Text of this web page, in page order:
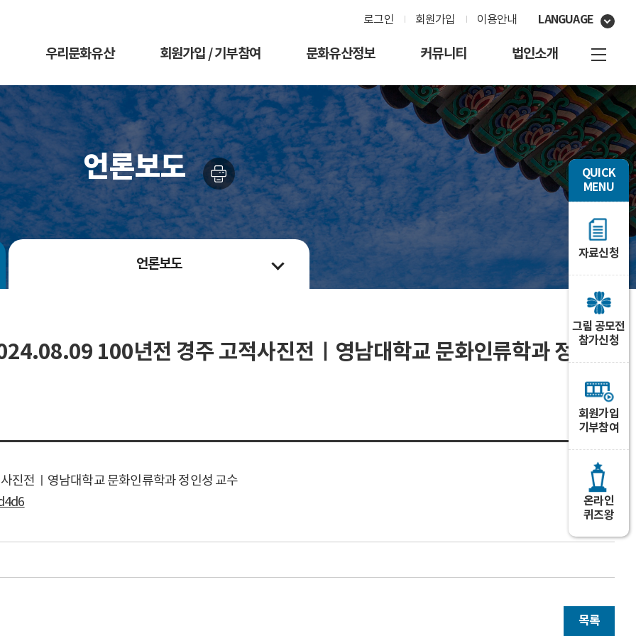
QUICK
MENU
자료신청
그림 공모전
참가신청
회원가입
기부참여
온라인
퀴즈왕
로그인 회원가입 이용안내 LANGUAGE
우리문화유산 회원가입 / 기부참여 문화유산정보 커뮤니티 법인소개
언론보도
언론보도
100년전 경주 고적사진전ㅣ영남대학교 문화인류학과 정인성
진전ㅣ영남대학교 문화인류학과 정인성 교수
목록